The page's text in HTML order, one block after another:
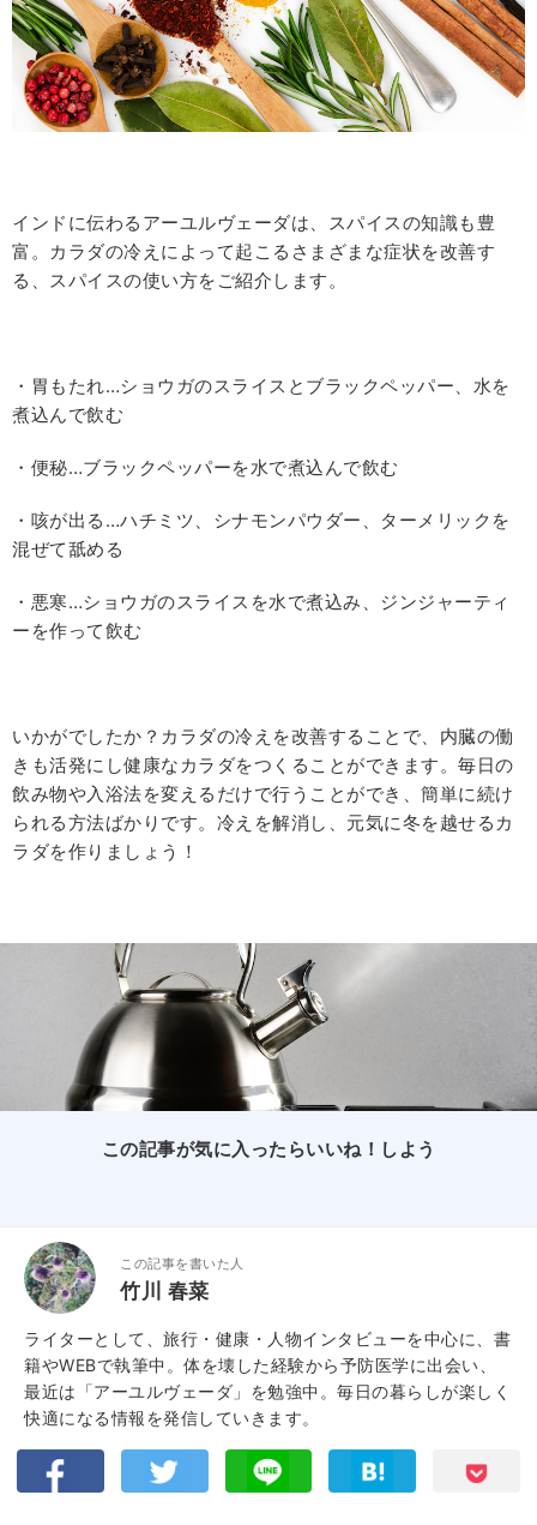
インドに伝わるアーユルヴェーダは、スパイスの知識も豊
富。カラダの冷えによって起こるさまざまな症状を改善す
る、スパイスの使い方をご紹介します。
・胃もたれ…ショウガのスライスとブラックペッパー、水を
煮込んで飲む
・便秘…ブラックペッパーを水で煮込んで飲む
・咳が出る…ハチミツ、シナモンパウダー、ターメリックを
混ぜて舐める
・悪寒…ショウガのスライスを水で煮込み、ジンジャーティ
ーを作って飲む
いかがでしたか？カラダの冷えを改善することで、内臓の働
きも活発にし健康なカラダをつくることができます。毎日の
飲み物や入浴法を変えるだけで行うことができ、簡単に続け
られる方法ばかりです。冷えを解消し、元気に冬を越せるカ
ラダを作りましょう！
この記事が気に入ったらいいね！しよう
この記事を書いた人
竹川 春菜
ライターとして、旅行・健康・人物インタビューを中心に、書
籍やWEBで執筆中。体を壊した経験から予防医学に出会い、
最近は「アーユルヴェーダ」を勉強中。毎日の暮らしが楽しく
快適になる情報を発信していきます。